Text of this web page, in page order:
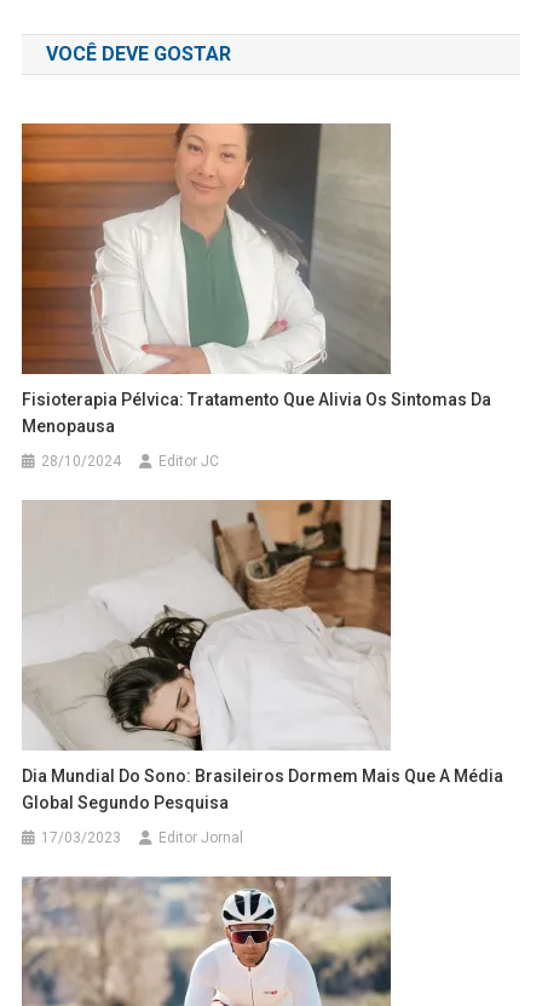
de
Post
VOCÊ DEVE GOSTAR
Fisioterapia Pélvica: Tratamento Que Alivia Os Sintomas Da
Menopausa
28/10/2024 Editor JC
Dia Mundial Do Sono: Brasileiros Dormem Mais Que A Média
Global Segundo Pesquisa
17/03/2023 Editor Jornal